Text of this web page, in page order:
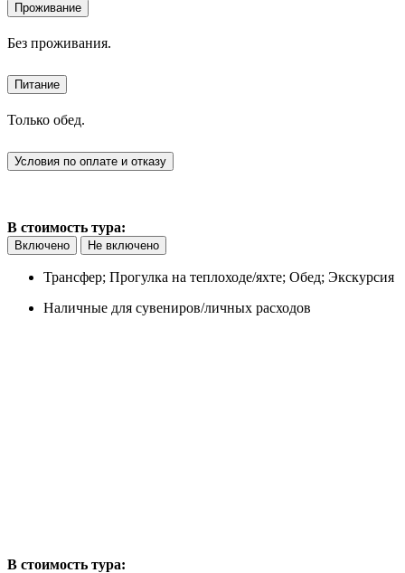
Проживание
Без проживания.
Питание
Только обед.
Условия по оплате и отказу
В стоимость тура:
Включено Не включено
Трансфер; Прогулка на теплоходе/яхте; Обед; Экскурсия
Наличные для сувениров/личных расходов
В стоимость тура: